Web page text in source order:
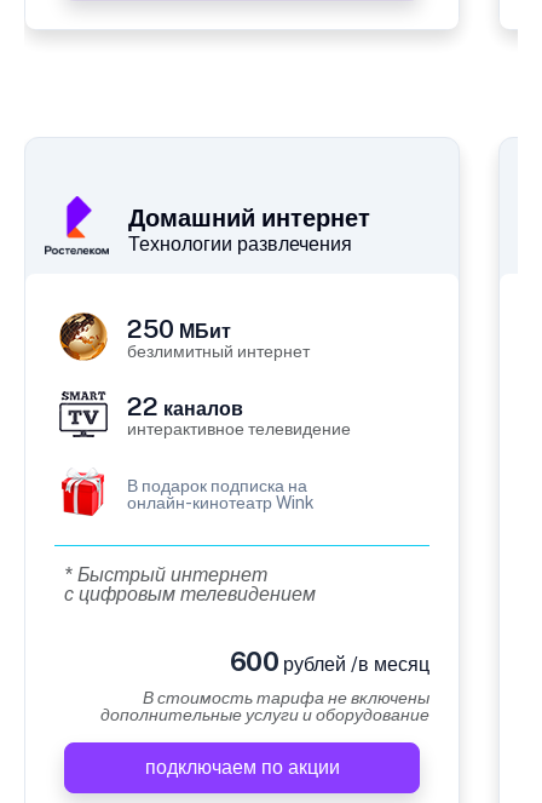
Домашний интернет
Технологии развлечения
250 МБит
безлимитный интернет
22 каналов
интерактивное телевидение
В подарок подписка на
онлайн-кинотеатр Wink
* Быстрый интернет
с цифровым телевидением
600 рублей /в месяц
В стоимость тарифа не включены
дополнительные услуги и оборудование
подключаем по акции